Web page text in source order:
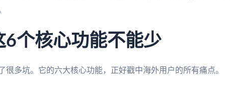
6个核心功能不能少
很多坑。它的六大核心功能，正好戳中海外用户的所有痛点。